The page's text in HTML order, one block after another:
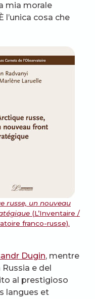
mia morale
l’unica cosa che
russe, un nouveau
(L’Inventaire /
franco-russe).
Dugin, mentre
e del
al prestigioso
langues et